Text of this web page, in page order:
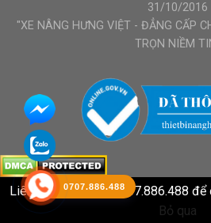
31/10/2016
"XE NÂNG HƯNG VIỆT - ĐẲNG CẤP
TRỌN NIỀM
0707.886.488
Liên hệ HOTLINE : 0707.886.488
Bỏ qua